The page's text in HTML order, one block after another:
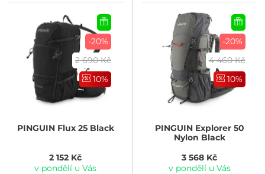
-20%
2 690 Kč
10%
PINGUINFlux 25 Black
2 152 Kč
v pondělí u Vás
-20%
4 460 Kč
10%
PINGUINExplorer 50
Nylon Black
3 568 Kč
v pondělí u Vás